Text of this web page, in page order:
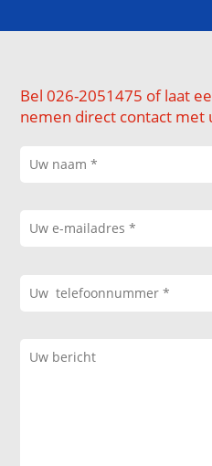
Bel 026-2051475 of laat
nemen direct contact met